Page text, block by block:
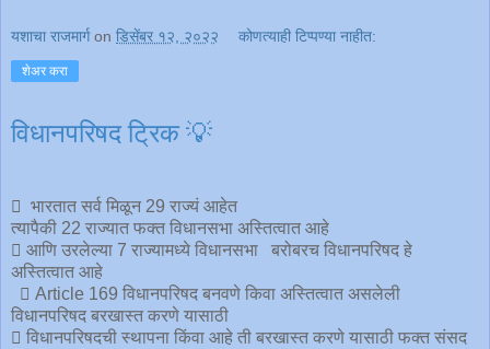
यशाचा राजमार्ग on डिसेंबर १२, २०२२ कोणत्याही टिप्पण्‍या नाहीत:
शेअर करा
विधानपरिषद ट्रिक 💡
 भारतात सर्व मिळून 29 राज्यं आहेत
त्यापैकी 22 राज्यात फक्त विधानसभा अस्तित्वात आहे
 आणि उरलेल्या 7 राज्यामध्ये विधानसभा बरोबरच विधानपरिषद हे
अस्तित्वात आहे
 Article 169 विधानपरिषद बनवणे किवा अस्तित्वात असलेली
विधानपरिषद बरखास्त करणे यासाठी
 विधानपरिषदची स्थापना किंवा आहे ती बरखास्त करणे यासाठी फक्त संसद